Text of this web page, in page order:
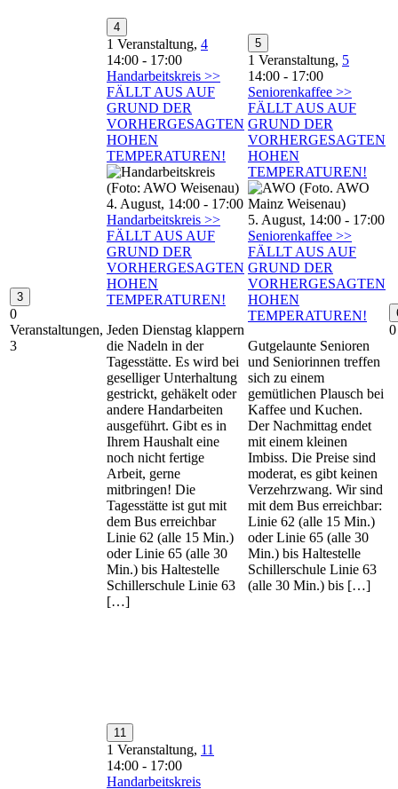
3
0
Veranstaltungen,
3
4
1 Veranstaltung, 4
14:00 - 17:00
Handarbeitskreis >>
FÄLLT AUS AUF
GRUND DER
VORHERGESAGTEN
HOHEN
TEMPERATUREN!
4. August, 14:00 - 17:00
Handarbeitskreis >>
FÄLLT AUS AUF
GRUND DER
VORHERGESAGTEN
HOHEN
TEMPERATUREN!
Jeden Dienstag klappern
die Nadeln in der
Tagesstätte. Es wird bei
geselliger Unterhaltung
gestrickt, gehäkelt oder
andere Handarbeiten
ausgeführt. Gibt es in
Ihrem Haushalt eine
noch nicht fertige
Arbeit, gerne
mitbringen! Die
Tagesstätte ist gut mit
dem Bus erreichbar
Linie 62 (alle 15 Min.)
oder Linie 65 (alle 30
Min.) bis Haltestelle
Schillerschule Linie 63
[…]
5
1 Veranstaltung, 5
14:00 - 17:00
Seniorenkaffee >>
FÄLLT AUS AUF
GRUND DER
VORHERGESAGTEN
HOHEN
TEMPERATUREN!
5. August, 14:00 - 17:00
Seniorenkaffee >>
FÄLLT AUS AUF
GRUND DER
VORHERGESAGTEN
HOHEN
TEMPERATUREN!
Gutgelaunte Senioren
und Seniorinnen treffen
sich zu einem
gemütlichen Plausch bei
Kaffee und Kuchen.
Der Nachmittag endet
mit einem kleinen
Imbiss. Die Preise sind
moderat, es gibt keinen
Verzehrzwang. Wir sind
mit dem Bus erreichbar:
Linie 62 (alle 15 Min.)
oder Linie 65 (alle 30
Min.) bis Haltestelle
Schillerschule Linie 63
(alle 30 Min.) bis […]
11
1 Veranstaltung, 11
14:00 - 17:00
Handarbeitskreis